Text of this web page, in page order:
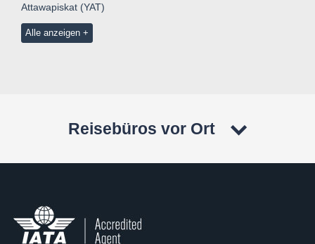
Attawapiskat (YAT)
Alle anzeigen
Reisebüros vor Ort